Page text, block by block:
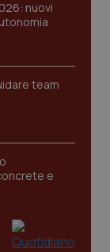
nuovi
team
e